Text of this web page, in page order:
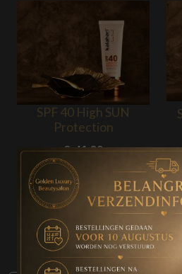
SPF 40 High SUN
Protection
€ 41,30
Bekijken